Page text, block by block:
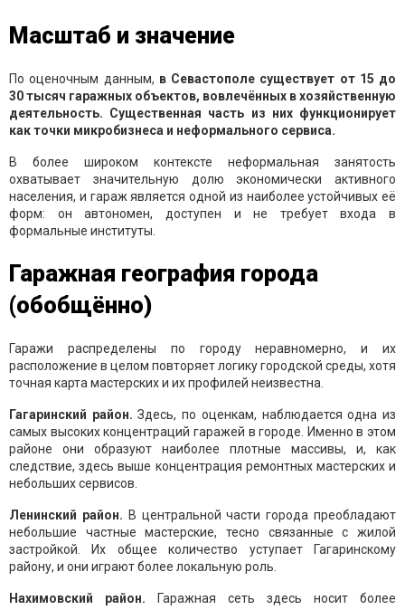
Масштаб и значение
По оценочным данным, в Севастополе существует от 15 до
30 тысяч гаражных объектов, вовлечённых в хозяйственную
деятельность. Существенная часть из них функционирует
как точки микробизнеса и неформального сервиса.
В более широком контексте неформальная занятость
охватывает значительную долю экономически активного
населения, и гараж является одной из наиболее устойчивых её
форм: он автономен, доступен и не требует входа в
формальные институты.
Гаражная география города
(обобщённо)
Гаражи распределены по городу неравномерно, и их
расположение в целом повторяет логику городской среды, хотя
точная карта мастерских и их профилей неизвестна.
Гагаринский район. Здесь, по оценкам, наблюдается одна из
самых высоких концентраций гаражей в городе. Именно в этом
районе они образуют наиболее плотные массивы, и, как
следствие, здесь выше концентрация ремонтных мастерских и
небольших сервисов.
Ленинский район. В центральной части города преобладают
небольшие частные мастерские, тесно связанные с жилой
застройкой. Их общее количество уступает Гагаринскому
району, и они играют более локальную роль.
Нахимовский район. Гаражная сеть здесь носит более